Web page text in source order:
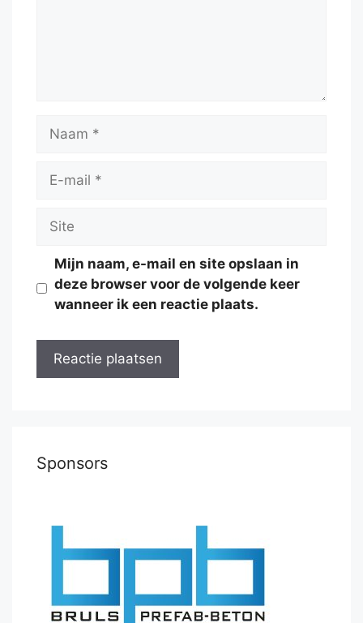
Naam
Site
Mijn naam, e-mail en site opslaan in
deze browser voor de volgende keer
wanneer ik een reactie plaats.
Sponsors